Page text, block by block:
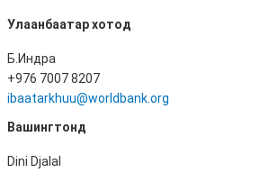
Улаанбаатар хотод
Б.Индра
+976 7007 8207
ibaatarkhuu@worldbank.org
Вашингтонд
Dini Djalal